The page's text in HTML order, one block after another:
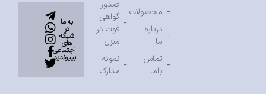
محصولات
درباره
ما
تماس
باما
صدور
گواهی
فوت در
منزل
نمونه
مدارک
به ما
در
شبکه
های
اجتماعی
بپیوندید